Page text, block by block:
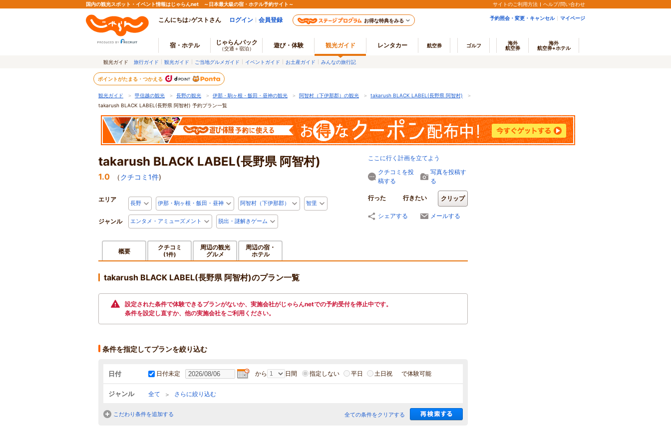
国内の観光スポット・イベント情報はじゃらんnet ～日本最大級の宿・ホテル予約サイト～ サイトのご利用方法 ヘルプ/問い合わせ
こんにちは♪ゲストさん ログイン 会員登録 お得な特典をみる 予約照会・変更・キャンセル マイページ
宿・ホテル じゃらんパック
（交通＋宿泊） 遊び・体験 観光ガイド レンタカー 航空券 ゴルフ
海外
航空券
海外
航空券+ホテル
観光ガイド 旅行ガイド 観光ガイド ご当地グルメガイド イベントガイド お土産ガイド みんなの旅行記
ポイントがたまる・つかえる
観光ガイド ＞ 甲信越の観光 ＞ 長野の観光 ＞ 伊那・駒ヶ根・飯田・昼神の観光 ＞ 阿智村（下伊那郡）の観光 ＞ takarush BLACK LABEL(長野県 阿智村)
＞
takarush BLACK LABEL(長野県 阿智村) 予約プラン一覧
takarush BLACK LABEL(長野県 阿智村)
1.0 （クチコミ 1件)
エリア 長野 伊那・駒ヶ根・飯田・昼神 阿智村（下伊那郡） 智里
ジャンル エンタメ・アミューズメント 脱出・謎解きゲーム
ここに行く計画を立てよう
クチコミを投
稿する
写真を投稿す
る
行った 行きたい クリップ
シェアする メールする
概要
クチコミ
(1件)
周辺の観光
グルメ
周辺の宿・
ホテル
takarush BLACK LABEL(長野県 阿智村)のプラン一覧
設定された条件で体験できるプランがないか、実施会社がじゃらんnetでの予約受付を停止中です。
条件を設定し直すか、他の実施会社をご利用ください。
条件を指定してプランを絞り込む
日付 日付未定 から 日間 指定しない 平日 土日祝 で体験可能
ジャンル 全て さらに絞り込む
全ての条件をクリアする
こだわり条件を追加する